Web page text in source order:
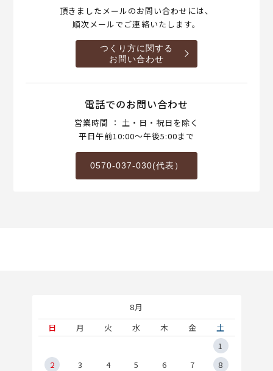
頂きましたメールのお問い合わせには、
順次メールでご連絡いたします。
つくり方に関する
お問い合わせ
電話でのお問い合わせ
営業時間 ： 土・日・祝日を除く
平日午前10:00～午後5:00まで
0570-037-030(代表）
8月
日
月 火 水 木 金
土
1
2
3 4 5 6 7
8